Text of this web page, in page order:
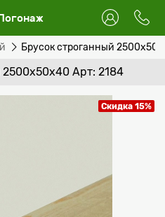
Брусок строганный
2500x50x40 Арт: 2184
Скидка 15%